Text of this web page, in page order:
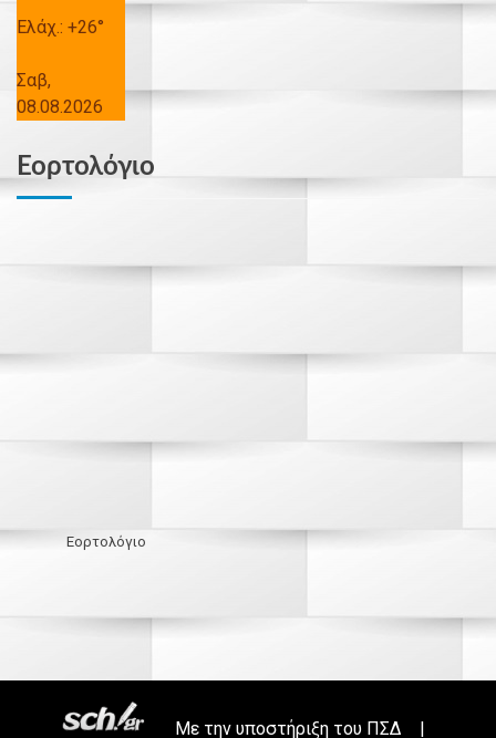
Ελάχ.: +26°
Σαβ,
08.08.2026
Εορτολόγιο
Εορτολόγιο
Με την υποστήριξη του ΠΣΔ